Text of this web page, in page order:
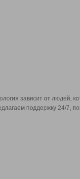
зависит от людей,
поддержку 24/7,